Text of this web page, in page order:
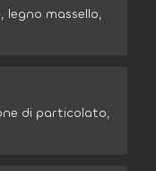
legno massello,
di particolato,